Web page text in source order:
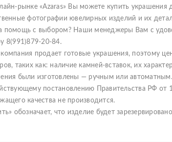
рынке «Azaras» Вы можете купить украшения
фотографии ювелирных изделий и их
помощь с выбором? Наши менеджеры Вам с
8(991)879-20-84.
продает готовые украшения, поэтому
таких как: наличие камней-вставок, их
были изготовлены — ручным или автоматным.
постановлению Правительства РФ
качества не производится.
обозначает, что изделие будет